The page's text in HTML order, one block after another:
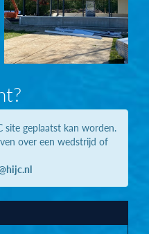
geplaatst kan worden.
over een wedstrijd of